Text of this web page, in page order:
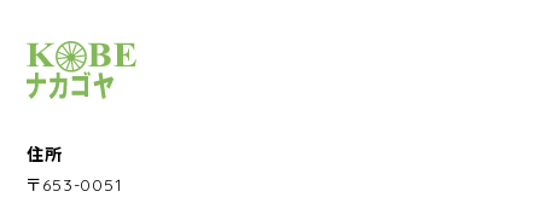
サイクルショップナカゴヤ
住所
〒653-0051